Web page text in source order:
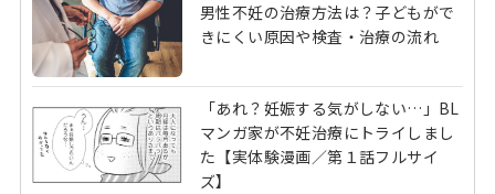
男性不妊の治療方法は？子どもがで
きにくい原因や検査・治療の流れ
「あれ？妊娠する気がしない…」BL
マンガ家が不妊治療にトライしまし
た【実体験漫画／第１話フルサイ
ズ】